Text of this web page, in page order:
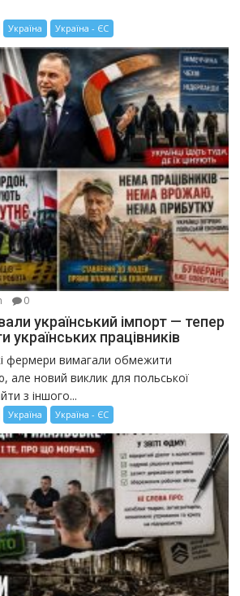
Україна Україна - ЄС
0
український імпорт — тепер
працівників
фермери вимагали обмежити
але новий виклик для польської
з іншого...
Україна Україна - ЄС